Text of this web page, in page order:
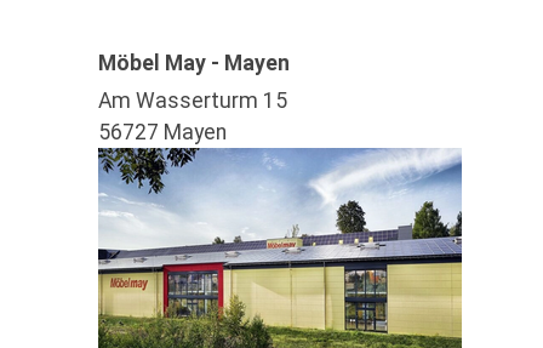
Möbel May - Mayen
Am Wasserturm 15
56727 Mayen